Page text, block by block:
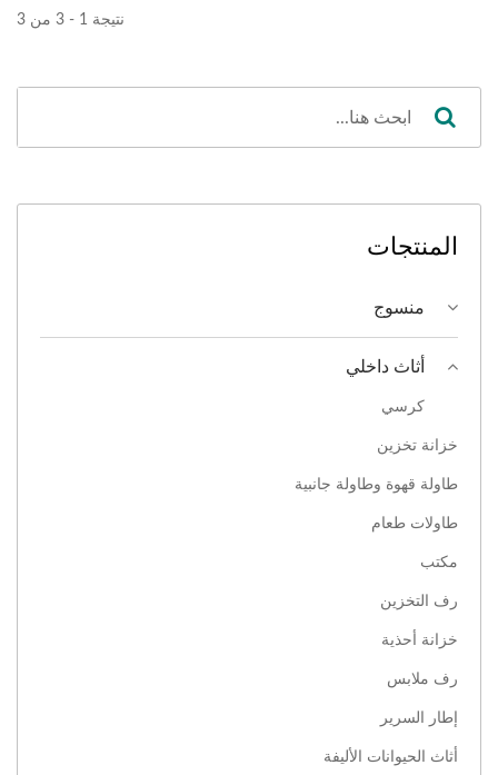
نتيجة 1 - 3 من 3
المنتجات
منسوج
أثاث داخلي
كرسي
خزانة تخزين
طاولة قهوة وطاولة جانبية
طاولات طعام
مكتب
رف التخزين
خزانة أحذية
رف ملابس
إطار السرير
أثاث الحيوانات الأليفة